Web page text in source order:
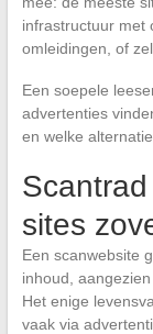
infrastructuur met
omleidingen, of
Een soepele
advertenties
en welke
sites
Een scanwebsite
inhoud,
Het enige
vaak via